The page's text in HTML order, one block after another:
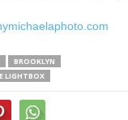
BROOKLYN
LIGHTBOX